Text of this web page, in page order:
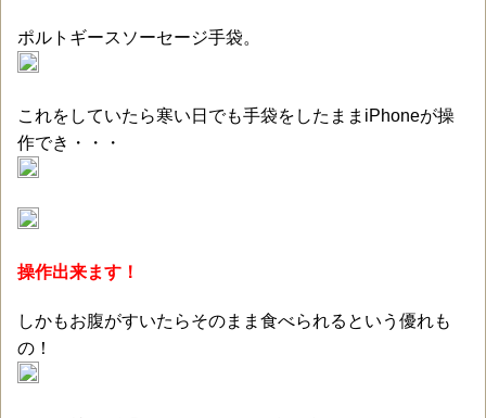
ポルトギースソーセージ手袋。
これをしていたら寒い日でも手袋をしたままiPhoneが操
作でき・・・
操作出来ます！
しかもお腹がすいたらそのまま食べられるという優れも
の！